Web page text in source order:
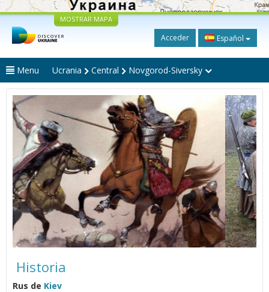
MOSTRAR MAPA
Acceder Español
Menu Ucrania Central Novgorod-Siversky
Historia
Rus de Kiev